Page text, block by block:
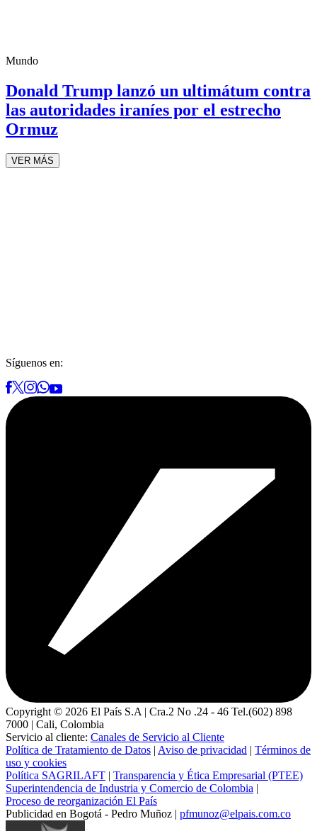
Mundo
Donald Trump lanzó un ultimátum contra
las autoridades iraníes por el estrecho
Ormuz
VER MÁS
Síguenos en:
Copyright © 2026 El País S.A | Cra.2 No .24 - 46 Tel.(602) 898
7000 | Cali, Colombia
Servicio al cliente: Canales de Servicio al Cliente
Política de Tratamiento de Datos | Aviso de privacidad | Términos de
uso y cookies
Política SAGRILAFT | Transparencia y Ética Empresarial (PTEE)
Superintendencia de Industria y Comercio de Colombia |
Proceso de reorganización El País
Publicidad en Bogotá - Pedro Muñoz | pfmunoz@elpais.com.co